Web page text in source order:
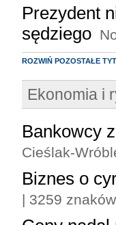
Prezydent
sędziego
ROZWIŃ POZOSTAŁE
Ekonomia i
Bankowcy
Cieślak-
Biznes o
| 3259 znaków